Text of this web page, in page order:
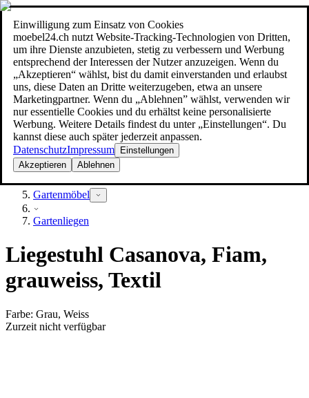
Einwilligung zum Einsatz von Cookies
moebel24.ch nutzt Website-Tracking-Technologien von Dritten,
um ihre Dienste anzubieten, stetig zu verbessern und Werbung
entsprechend der Interessen der Nutzer anzuzeigen. Wenn du
„Akzeptieren“ wählst, bist du damit einverstanden und erlaubst
uns, diese Daten an Dritte weiterzugeben, etwa an unsere
Marketingpartner. Wenn du „Ablehnen” wählst, verwenden wir
nur essentielle Cookies und du erhältst keine personalisierte
Werbung. Weitere Details findest du unter „Einstellungen“. Du
kannst diese auch später jederzeit anpassen.
DatenschutzImpressum
Einstellungen
Akzeptieren
Ablehnen
Suche
moebel dir den besten Preis!moebel dir den besten Preis!
Garten
Gartenmöbel
Gartenliegen
Liegestuhl Casanova, Fiam,
grauweiss, Textil
Farbe: Grau, Weiss
Zurzeit nicht verfügbar